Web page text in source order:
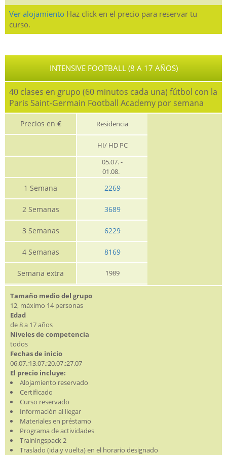
Ver alojamiento Haz click en el precio para reservar tu
curso.
INTENSIVE FOOTBALL (8 A 17 AÑOS)
40 clases en grupo (60 minutos cada una) fútbol con la
Paris Saint-Germain Football Academy por semana
Precios en € Residencia
HI/ HD PC
05.07. -
01.08.
1 Semana 2269
2 Semanas 3689
3 Semanas 6229
4 Semanas 8169
Semana extra 1989
Tamaño medio del grupo
12, máximo 14 personas
Edad
de 8 a 17 años
Niveles de competencia
todos
Fechas de inicio
06.07.;13.07.;20.07.;27.07
El precio incluye:
Alojamiento reservado
Certificado
Curso reservado
Información al llegar
Materiales en préstamo
Programa de actividades
Trainingspack 2
Traslado (ida y vuelta) en el horario designado